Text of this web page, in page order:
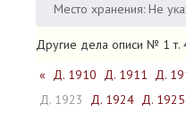
Место хранения: Не
Другие дела описи № 1
« Д. 1910 Д. 1911 Д.
Д. 1923
Д. 1924 Д. 1925